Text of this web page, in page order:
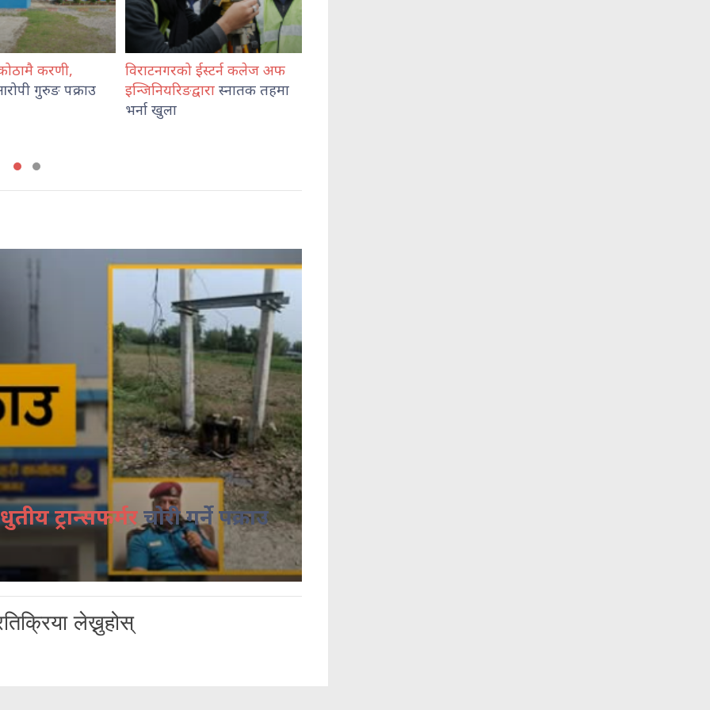
ईस्टर्न कलेज अफ
स्नातक तहमा
विश्व आदिवासी दिवसको सम्पूर्ण
तयारी पूरा, ५० हजारको
सहभागीता रहने अनुमान
ट्रान्सफर्मरचोरी गर्ने पक्राउ
लेख्नुहोस्